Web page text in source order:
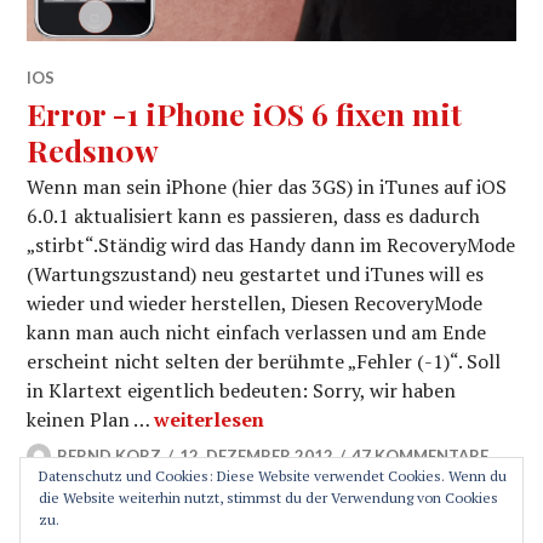
IOS
Error -1 iPhone iOS 6 fixen mit
Redsn0w
Wenn man sein iPhone (hier das 3GS) in iTunes auf iOS
6.0.1 aktualisiert kann es passieren, dass es dadurch
„stirbt“.Ständig wird das Handy dann im RecoveryMode
(Wartungszustand) neu gestartet und iTunes will es
wieder und wieder herstellen, Diesen RecoveryMode
kann man auch nicht einfach verlassen und am Ende
erscheint nicht selten der berühmte „Fehler (-1)“. Soll
in Klartext eigentlich bedeuten: Sorry, wir haben
keinen Plan …Error -1 iPhone iOS 6 fixen mit Redsn0w
weiterlesen
BERND KORZ 12. DEZEMBER 2012 47 KOMMENTARE
Datenschutz und Cookies: Diese Website verwendet Cookies. Wenn du
die Website weiterhin nutzt, stimmst du der Verwendung von Cookies
zu.